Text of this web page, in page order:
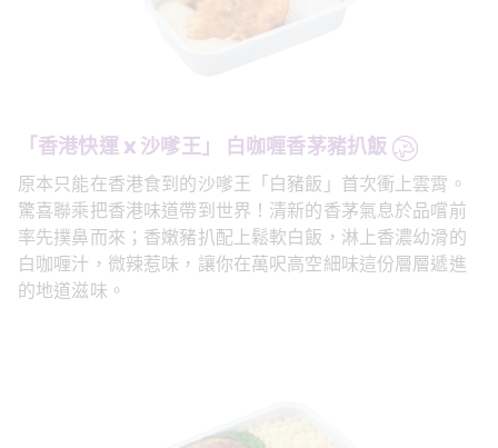
「香港快運 x 沙嗲王」 白咖喱香茅豬扒飯
原本只能在香港食到的沙嗲王「白豬飯」首次衝上雲霄。
驚喜聯乘把香港味道帶到世界！清新的香茅氣息於品嚐前
率先撲鼻而來；香嫩豬扒配上鬆軟白飯，淋上香濃幼滑的
白咖喱汁，微辣惹味，讓你在萬呎高空細味這份層層遞進
的地道滋味。